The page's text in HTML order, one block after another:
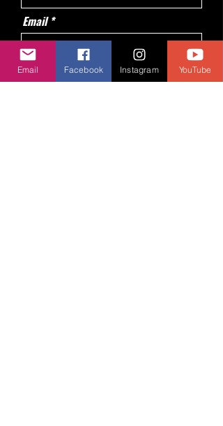
Email
Message
Email Facebook Instagram YouTube